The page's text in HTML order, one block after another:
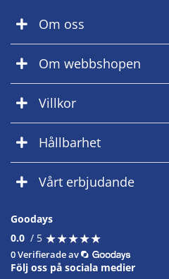
Om oss
Om webbshopen
Villkor
Hållbarhet
Vårt erbjudande
Goodays
0.0 / 5 ★★★★★
★★★★★
0 Verifierade av
Följ oss på sociala medier